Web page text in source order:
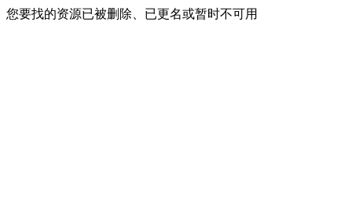
您要找的资源已被删除、已更名或暂时不可用